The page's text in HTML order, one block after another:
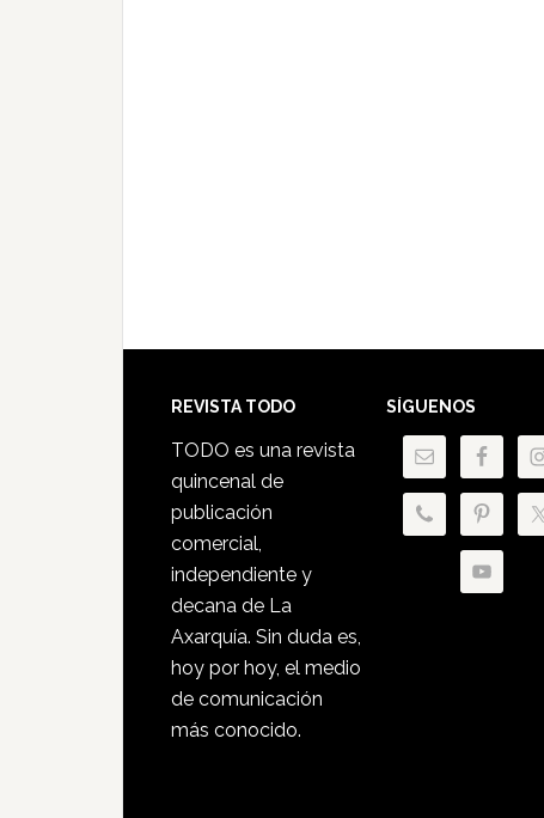
Footer
REVISTA TODO
TODO es una revista
quincenal de
publicación
comercial,
independiente y
decana de La
Axarquía. Sin duda es,
hoy por hoy, el medio
de comunicación
más conocido.
SÍGUENOS